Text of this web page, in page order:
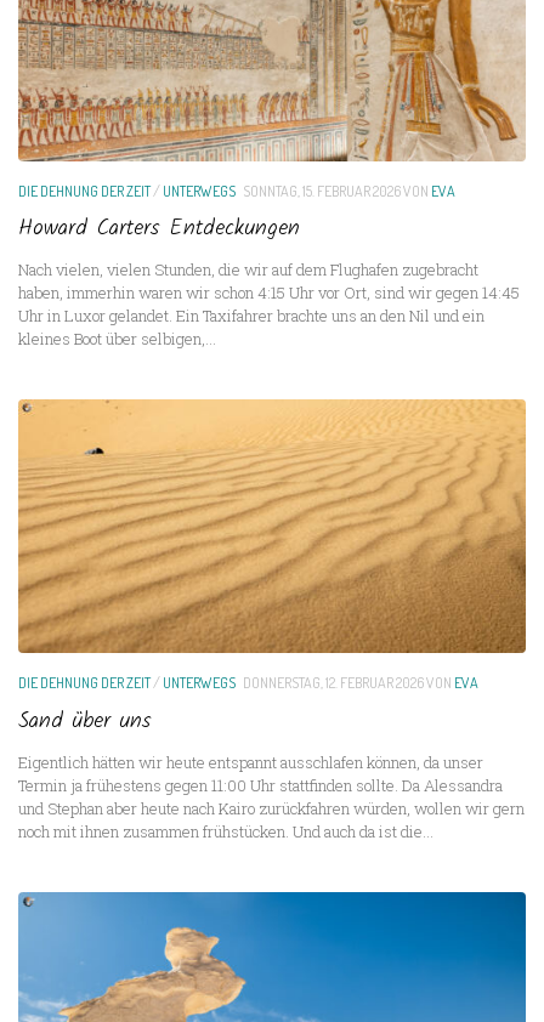
DIE DEHNUNG DER ZEIT/UNTERWEGS SONNTAG, 15. FEBRUAR 2026VON EVA
Howard Carters Entdeckungen
Nach vielen, vielen Stunden, die wir auf dem Flughafen zugebracht
haben, immerhin waren wir schon 4:15 Uhr vor Ort, sind wir gegen 14:45
Uhr in Luxor gelandet. Ein Taxifahrer brachte uns an den Nil und ein
kleines Boot über selbigen,...
DIE DEHNUNG DER ZEIT/UNTERWEGS DONNERSTAG, 12. FEBRUAR 2026VON EVA
Sand über uns
Eigentlich hätten wir heute entspannt ausschlafen können, da unser
Termin ja frühestens gegen 11:00 Uhr stattfinden sollte. Da Alessandra
und Stephan aber heute nach Kairo zurückfahren würden, wollen wir gern
noch mit ihnen zusammen frühstücken. Und auch da ist die...